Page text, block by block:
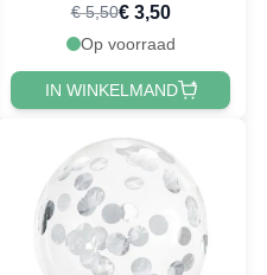
€ 5,50€ 3,50
Op voorraad
IN WINKELMAND